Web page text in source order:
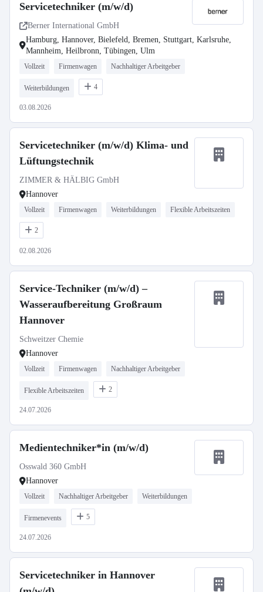
Servicetechniker (m/w/d)
Berner International GmbH
Hamburg, Hannover, Bielefeld, Bremen, Stuttgart, Karlsruhe,
Mannheim, Heilbronn, Tübingen, Ulm
Vollzeit Firmenwagen Nachhaltiger Arbeitgeber
Weiterbildungen 4
03.08.2026
Servicetechniker (m/w/d) Klima- und
Lüftungstechnik
ZIMMER & HÄLBIG GmbH
Hannover
Vollzeit Firmenwagen Weiterbildungen Flexible Arbeitszeiten
2
02.08.2026
Service-Techniker (m/w/d) –
Wasseraufbereitung Großraum
Hannover
Schweitzer Chemie
Hannover
Vollzeit Firmenwagen Nachhaltiger Arbeitgeber
Flexible Arbeitszeiten 2
24.07.2026
Medientechniker*in (m/w/d)
Osswald 360 GmbH
Hannover
Vollzeit Nachhaltiger Arbeitgeber Weiterbildungen
Firmenevents 5
24.07.2026
Servicetechniker in Hannover